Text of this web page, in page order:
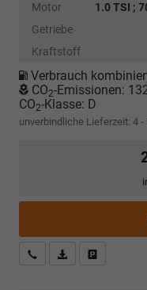
Motor
1.0 TSI ;
Getriebe
Kraftstoff
Verbrauch
CO2-Emissionen:
CO2-Klasse: D
unverbindliche Lieferzeit: 4 -
Kostenloser Rückruf-
PDF-Datei,